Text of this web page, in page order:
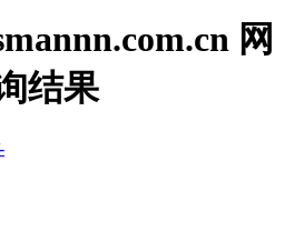
网
结果
-